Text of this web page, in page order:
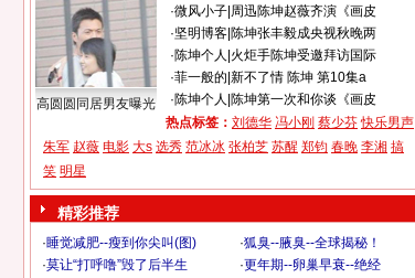
高圆圆同居男友曝光
·微风小子| 周迅陈坤赵薇齐演《画皮
·坚明博客| 陈坤张丰毅成央视秋晚两
·陈坤个人 火炬手陈坤受邀拜访国际
·菲一般的 新不了情 陈坤 第10集a
·陈坤个人 陈坤第一次和你谈《画皮
热点标签： 刘德华 冯小刚 蔡少芬 快乐男声
朱军 赵薇 电影 大s 选秀 范冰冰 张柏芝 苏醒 郑钧 春晚 李湘 搞
笑 明星
精彩推荐
·睡觉减肥--瘦到你尖叫(图) ·狐臭--腋臭--全球揭秘！
·莫让“打呼噜”毁了后半生 ·更年期--卵巢早衰--绝经